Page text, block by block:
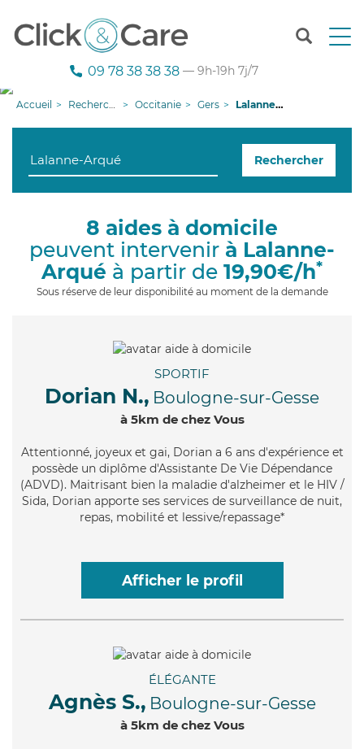
T
n
g
09 78 38 38 38 — 9h-19h 7j/7
Accueil Recherche aide à domicile Occitanie Gers Lalanne-Arqué
Rechercher
8 aides à domicile
peuvent intervenir à Lalanne-
Arqué à partir de 19,90€/h*
Sous réserve de leur disponibilité au moment de la demande
SPORTIF
Dorian N., Boulogne-sur-Gesse
à 5km de chez Vous
Attentionné, joyeux et gai, Dorian a 6 ans d'expérience et
possède un diplôme d'Assistante De Vie Dépendance
(ADVD). Maitrisant bien la maladie d'alzheimer et le HIV /
Sida, Dorian apporte ses services de surveillance de nuit,
repas, mobilité et lessive/repassage*
Afficher le profil
ÉLÉGANTE
Agnès S., Boulogne-sur-Gesse
à 5km de chez Vous